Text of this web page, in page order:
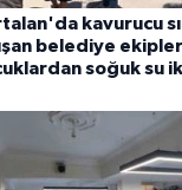
kavurucu
belediye
soğuk su